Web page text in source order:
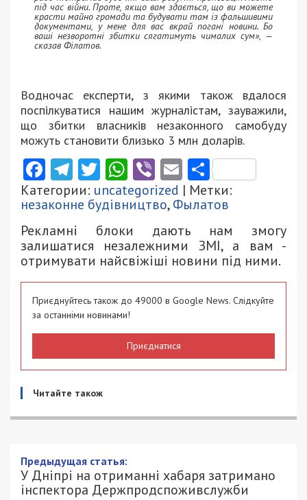
під час війни. Проте, якщо вам здається, що ви можете
красти майно громади та будувати там із фальшивими
документами, у мене для вас вкрай погані новини. Бо
ваші незворотні збитки сягатимуть чималих сум», —
сказав Філатов.
Водночас експерти, з якими також вдалося
поспілкуватися нашим журналістам, зауважили,
що збитки власників незаконного самобуду
можуть становити близько 3 млн доларів.
Facebook
Telegram
Twitter
WhatsApp
ViberEmail
Категории: uncategorized | Метки:
незаконне будівництво,Фылатов
Рекламні блоки дають нам змогу
залишатися незалежними ЗМІ, а вам -
отримувати найсвіжіші новини під ними.
Приєднуйтесь також до 49000 в Google News. Слідкуйте
за останніми новинами!
Приєднатися
Читайте також
Предыдущая статья:
У Дніпрі на отриманні хабаря затримано
інспектора Держпродспоживслужби